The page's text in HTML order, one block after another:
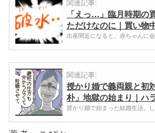
「えっ…」臨月時期の
ただけなのに｜買い物
出産間近になると、赤ちゃんに
関連記事:
授かり婚で義両親と初
朴」地獄の始まり｜ハ
授かり婚で始まった結婚生活。